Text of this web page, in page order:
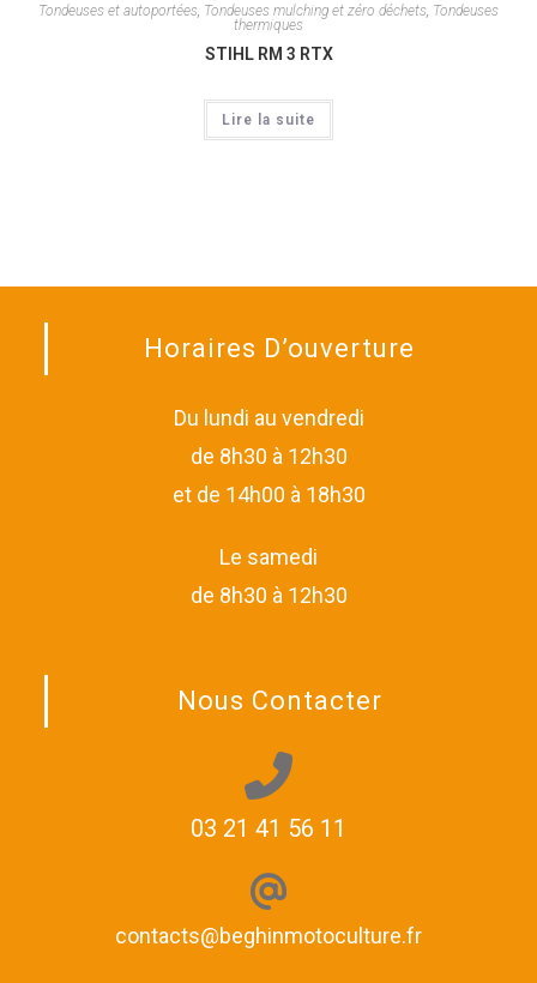
Tondeuses et autoportées, Tondeuses mulching et zéro déchets, Tondeuses
thermiques
STIHL RM 3 RTX
Lire la suite
Horaires D’ouverture
Du lundi au vendredi
de 8h30 à 12h30
et de 14h00 à 18h30
Le samedi
de 8h30 à 12h30
Nous Contacter
03 21 41 56 11
contacts@beghinmotoculture.fr